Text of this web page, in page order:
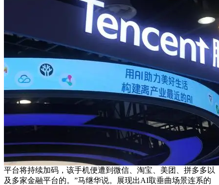
平台将持续加码，该手机便遭到微信、淘宝、美团、拼多多以
及多家金融平台的。”马继华说。展现出AI取垂曲场景连系的